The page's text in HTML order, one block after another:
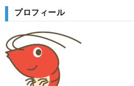
プロフィール